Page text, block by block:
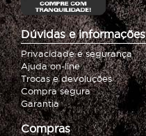
Dúvidas e informações
Privacidade e segurança
Ajuda on-line
Trocas e devoluções
Compra segura
Garantia
Compras